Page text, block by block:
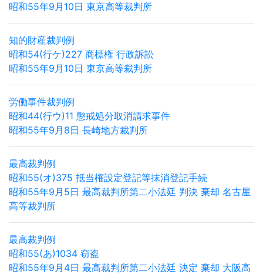
昭和55年9月10日 東京高等裁判所
知的財産裁判例
昭和54(行ケ)227 商標権 行政訴訟
昭和55年9月10日 東京高等裁判所
労働事件裁判例
昭和44(行ウ)11 懲戒処分取消請求事件
昭和55年9月8日 長崎地方裁判所
最高裁判例
昭和55(オ)375 抵当権設定登記等抹消登記手続
昭和55年9月5日 最高裁判所第二小法廷 判決 棄却 名古屋
高等裁判所
最高裁判例
昭和55(あ)1034 窃盗
昭和55年9月4日 最高裁判所第二小法廷 決定 棄却 大阪高